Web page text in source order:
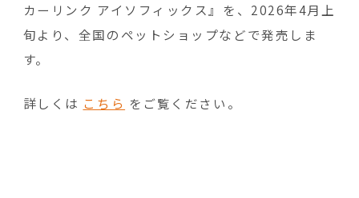
カーリンク アイソフィックス』を、2026年4月上
旬より、全国のペットショップなどで発売しま
す。
詳しくは こちら をご覧ください。